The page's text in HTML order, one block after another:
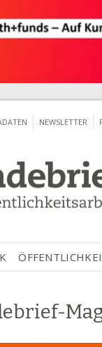
NEWSLETTER